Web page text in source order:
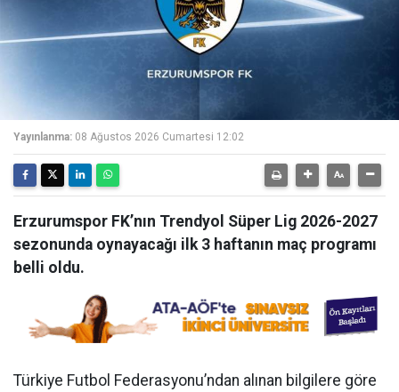
Yayınlanma: 08 Ağustos 2026 Cumartesi 12:02
Erzurumspor FK’nın Trendyol Süper Lig 2026-2027
sezonunda oynayacağı ilk 3 haftanın maç programı
belli oldu.
Türkiye Futbol Federasyonu’ndan alınan bilgilere göre